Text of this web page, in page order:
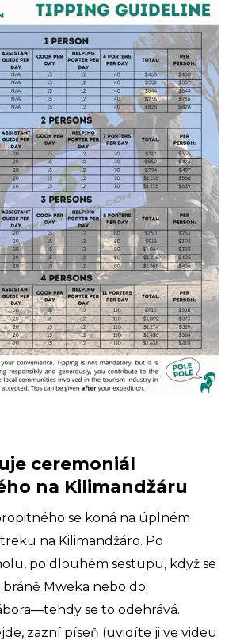
ceremoniál
na Kilimandžáru
se koná na úplném
na Kilimandžáro. Po
po dlouhém sestupu, když se
Mweka nebo do
se to odehrává.
zazní píseň (uvidíte ji ve videu